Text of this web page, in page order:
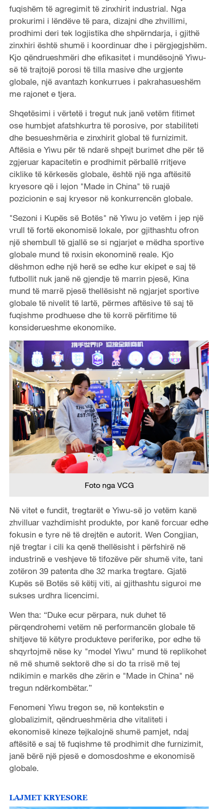
fuqishëm të agregimit të zinxhirit industrial. Nga
prokurimi i lëndëve të para, dizajni dhe zhvillimi,
prodhimi deri tek logjistika dhe shpërndarja, i gjithë
zinxhiri është shumë i koordinuar dhe i përgjegjshëm.
Kjo qëndrueshmëri dhe efikasitet i mundësojnë Yiwu-
së të trajtojë porosi të tilla masive dhe urgjente
globale, një avantazh konkurrues i pakrahasueshëm
me rajonet e tjera.
Shqetësimi i vërtetë i tregut nuk janë vetëm fitimet
ose humbjet afatshkurtra të porosive, por stabiliteti
dhe besueshmëria e zinxhirit global të furnizimit.
Aftësia e Yiwu për të ndarë shpejt burimet dhe për të
zgjeruar kapacitetin e prodhimit përballë rritjeve
ciklike të kërkesës globale, është një nga aftësitë
kryesore që i lejon "Made in China" të ruajë
pozicionin e saj kryesor në konkurrencën globale.
"Sezoni i Kupës së Botës" në Yiwu jo vetëm i jep një
vrull të fortë ekonomisë lokale, por gjithashtu ofron
një shembull të gjallë se si ngjarjet e mëdha sportive
globale mund të nxisin ekonominë reale. Kjo
dëshmon edhe një herë se edhe kur ekipet e saj të
futbollit nuk janë në gjendje të marrin pjesë, Kina
mund të marrë pjesë thellësisht në ngjarjet sportive
globale të nivelit të lartë, përmes aftësive të saj të
fuqishme prodhuese dhe të korrë përfitime të
konsiderueshme ekonomike.
Foto nga VCG
Në vitet e fundit, tregtarët e Yiwu-së jo vetëm kanë
zhvilluar vazhdimisht produkte, por kanë forcuar edhe
fokusin e tyre në të drejtën e autorit. Wen Congjian,
një tregtar i cili ka qenë thellësisht i përfshirë në
industrinë e veshjeve të tifozëve për shumë vite, tani
zotëron 39 patenta dhe 32 marka tregtare. Gjatë
Kupës së Botës së këtij viti, ai gjithashtu siguroi me
sukses urdhra licencimi.
Wen tha: “Duke ecur përpara, nuk duhet të
përqendrohemi vetëm në performancën globale të
shitjeve të këtyre produkteve periferike, por edhe të
shqyrtojmë nëse ky "model Yiwu" mund të replikohet
në më shumë sektorë dhe si do ta rrisë më tej
ndikimin e markës dhe zërin e "Made in China" në
tregun ndërkombëtar.”
Fenomeni Yiwu tregon se, në kontekstin e
globalizimit, qëndrueshmëria dhe vitaliteti i
ekonomisë kineze tejkalojnë shumë pamjet, ndaj
aftësitë e saj të fuqishme të prodhimit dhe furnizimit,
janë bërë një pjesë e domosdoshme e ekonomisë
globale.
LAJMET KRYESORE